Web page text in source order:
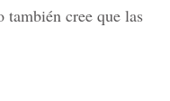
también cree que las